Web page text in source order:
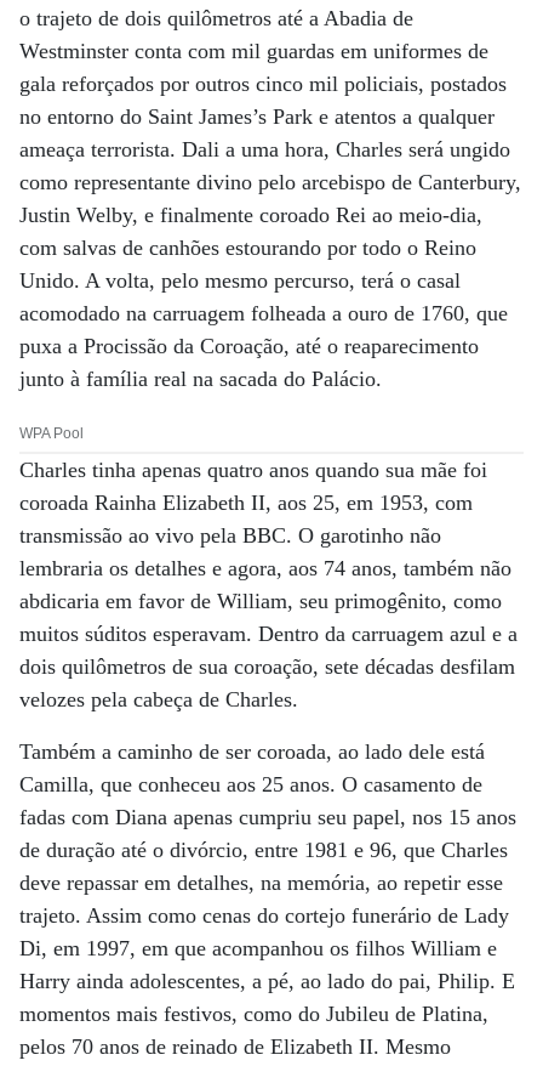
o trajeto de dois quilômetros até a Abadia de
Westminster conta com mil guardas em uniformes de
gala reforçados por outros cinco mil policiais, postados
no entorno do Saint James’s Park e atentos a qualquer
ameaça terrorista. Dali a uma hora, Charles será ungido
como representante divino pelo arcebispo de Canterbury,
Justin Welby, e finalmente coroado Rei ao meio-dia,
com salvas de canhões estourando por todo o Reino
Unido. A volta, pelo mesmo percurso, terá o casal
acomodado na carruagem folheada a ouro de 1760, que
puxa a Procissão da Coroação, até o reaparecimento
junto à família real na sacada do Palácio.
WPA Pool
Charles tinha apenas quatro anos quando sua mãe foi
coroada Rainha Elizabeth II, aos 25, em 1953, com
transmissão ao vivo pela BBC. O garotinho não
lembraria os detalhes e agora, aos 74 anos, também não
abdicaria em favor de William, seu primogênito, como
muitos súditos esperavam. Dentro da carruagem azul e a
dois quilômetros de sua coroação, sete décadas desfilam
velozes pela cabeça de Charles.
Também a caminho de ser coroada, ao lado dele está
Camilla, que conheceu aos 25 anos. O casamento de
fadas com Diana apenas cumpriu seu papel, nos 15 anos
de duração até o divórcio, entre 1981 e 96, que Charles
deve repassar em detalhes, na memória, ao repetir esse
trajeto. Assim como cenas do cortejo funerário de Lady
Di, em 1997, em que acompanhou os filhos William e
Harry ainda adolescentes, a pé, ao lado do pai, Philip. E
momentos mais festivos, como do Jubileu de Platina,
pelos 70 anos de reinado de Elizabeth II. Mesmo